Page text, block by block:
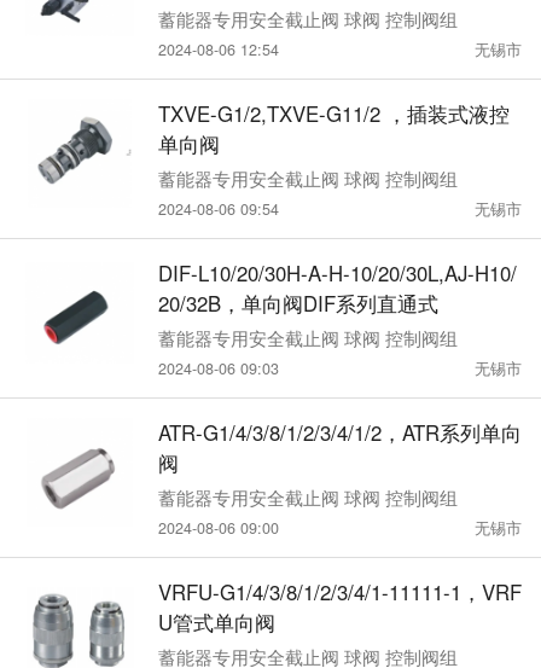
蓄能器专用安全截止阀 球阀 控制阀组
2024-08-06 12:54 无锡市
TXVE-G1/2,TXVE-G11/2 ，插装式液控
单向阀
蓄能器专用安全截止阀 球阀 控制阀组
2024-08-06 09:54 无锡市
DIF-L10/20/30H-A-H-10/20/30L,AJ-H10/
20/32B，单向阀DIF系列直通式
蓄能器专用安全截止阀 球阀 控制阀组
2024-08-06 09:03 无锡市
ATR-G1/4/3/8/1/2/3/4/1/2，ATR系列单向
阀
蓄能器专用安全截止阀 球阀 控制阀组
2024-08-06 09:00 无锡市
VRFU-G1/4/3/8/1/2/3/4/1-11111-1，VRF
U管式单向阀
蓄能器专用安全截止阀 球阀 控制阀组